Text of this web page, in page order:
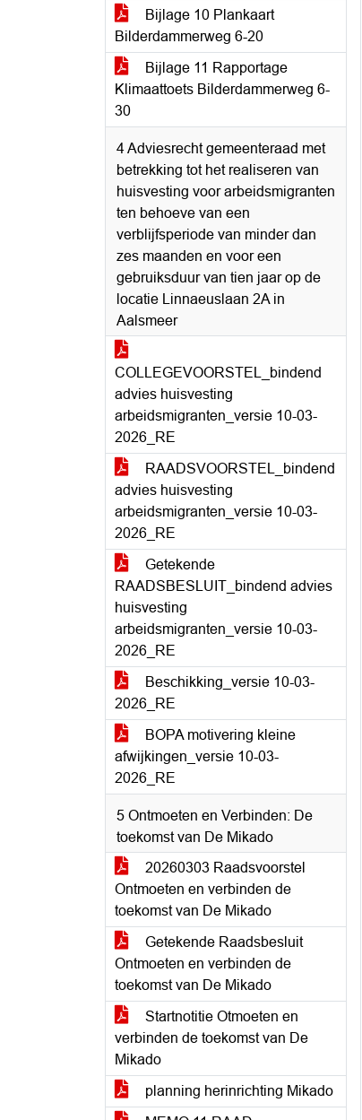
Bijlage 10 Plankaart
Bilderdammerweg 6-20
Bijlage 11 Rapportage
Klimaattoets Bilderdammerweg 6-
30
4 Adviesrecht gemeenteraad met
betrekking tot het realiseren van
huisvesting voor arbeidsmigranten
ten behoeve van een
verblijfsperiode van minder dan
zes maanden en voor een
gebruiksduur van tien jaar op de
locatie Linnaeuslaan 2A in
Aalsmeer
COLLEGEVOORSTEL_bindend
advies huisvesting
arbeidsmigranten_versie 10-03-
2026_RE
RAADSVOORSTEL_bindend
advies huisvesting
arbeidsmigranten_versie 10-03-
2026_RE
Getekende
RAADSBESLUIT_bindend advies
huisvesting
arbeidsmigranten_versie 10-03-
2026_RE
Beschikking_versie 10-03-
2026_RE
BOPA motivering kleine
afwijkingen_versie 10-03-
2026_RE
5 Ontmoeten en Verbinden: De
toekomst van De Mikado
20260303 Raadsvoorstel
Ontmoeten en verbinden de
toekomst van De Mikado
Getekende Raadsbesluit
Ontmoeten en verbinden de
toekomst van De Mikado
Startnotitie Otmoeten en
verbinden de toekomst van De
Mikado
planning herinrichting Mikado